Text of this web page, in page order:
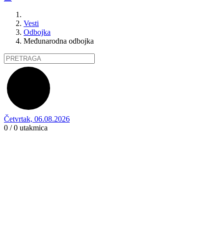
Vesti
Odbojka
Međunarodna odbojka
Četvrtak, 06.08.2026
0 / 0 utakmica